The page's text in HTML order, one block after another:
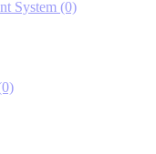
System (0)